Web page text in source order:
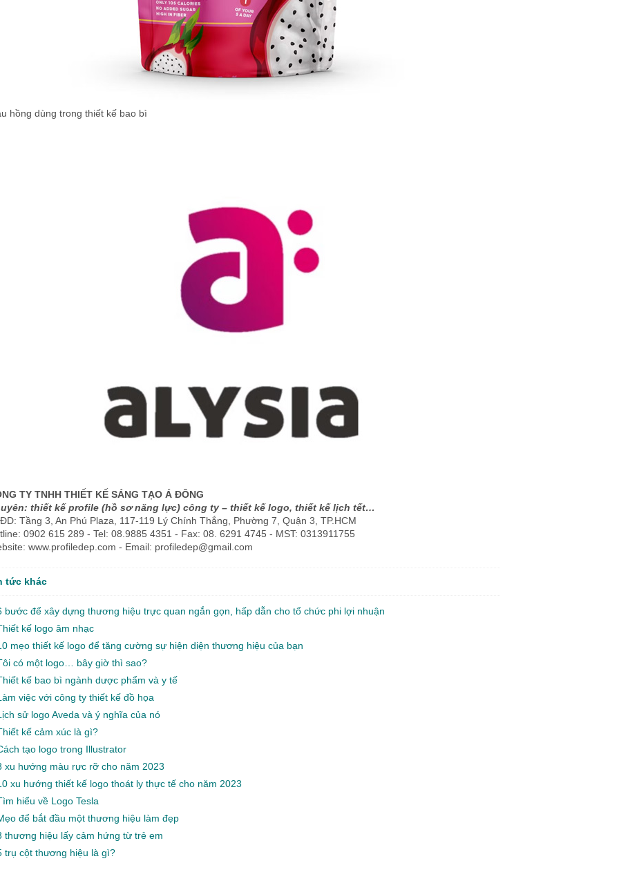
hồng dùng trong thiết kế bao bì
TY TNHH THIẾT KẾ SÁNG TẠO Á ĐÔNG
thiết kế profile (hồ sơ năng lực) công ty – thiết kế logo, thiết kế lịch tết…
Tầng 3, An Phú Plaza, 117-119 Lý Chính Thắng, Phường 7, Quận 3, TP.HCM
0902 615 289 - Tel: 08.9885 4351 - Fax: 08. 6291 4745 - MST: 0313911755
www.profiledep.com - Email: profiledep@gmail.com
tức khác
bước để xây dựng thương hiệu trực quan ngắn gọn, hấp dẫn cho tổ chức phi lợi nhuận
kế logo âm nhạc
mẹo thiết kế logo để tăng cường sự hiện diện thương hiệu của bạn
có một logo… bây giờ thì sao?
kế bao bì ngành dược phẩm và y tế
việc với công ty thiết kế đồ họa
sử logo Aveda và ý nghĩa của nó
kế cảm xúc là gì?
tạo logo trong Illustrator
xu hướng màu rực rỡ cho năm 2023
xu hướng thiết kế logo thoát ly thực tế cho năm 2023
hiểu về Logo Tesla
để bắt đầu một thương hiệu làm đẹp
thương hiệu lấy cảm hứng từ trẻ em
trụ cột thương hiệu là gì?